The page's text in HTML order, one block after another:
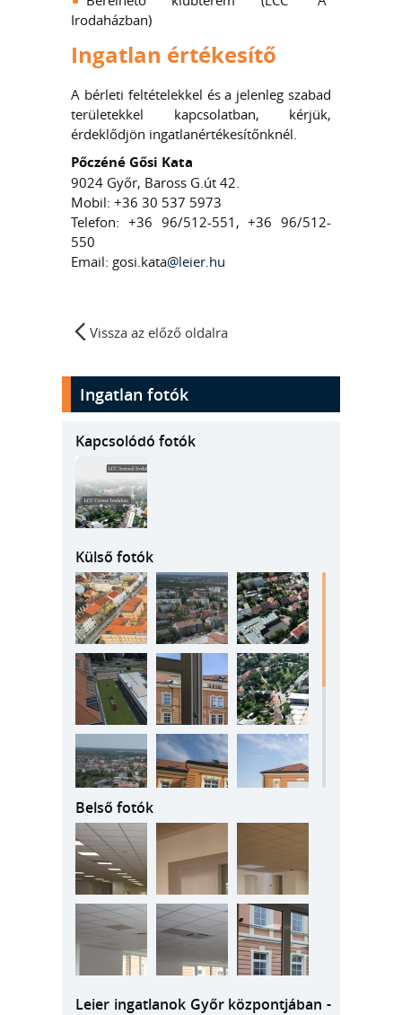
Irodaházban)
Ingatlan értékesítő
A bérleti feltételekkel és a jelenleg szabad
területekkel kapcsolatban, kérjük,
érdeklődjön ingatlanértékesítőnknél.
Pőczéné Gősi Kata
9024 Győr, Baross G.út 42.
Mobil: +36 30 537 5973
Telefon: +36 96/512-551, +36 96/512-
550
Email: gosi.kata@leier.hu
Vissza az előző oldalra
Ingatlan fotók
Kapcsolódó fotók
Külső fotók
Belső fotók
Leier ingatlanok Győr központjában -